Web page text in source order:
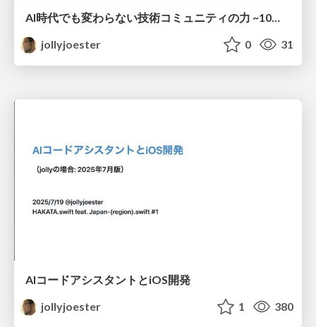
jollyjoester
0 31
AIコードアシスタントとiOS開発
jollyjoester
1 380